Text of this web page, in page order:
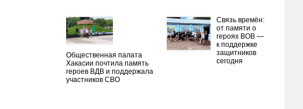
Общественная палата
Хакасии почтила память
героев ВДВ и поддержала
участников СВО
Связь времён:
от памяти о
героях ВОВ —
к поддержке
защитников
сегодня